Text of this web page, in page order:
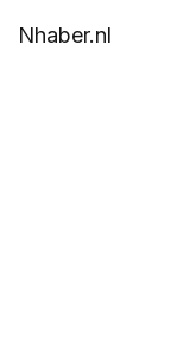
Nhaber.nl